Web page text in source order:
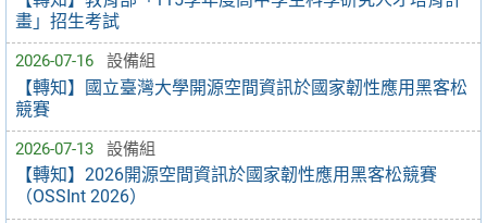
畫」招生考試
2026-07-16 設備組
【轉知】國立臺灣大學開源空間資訊於國家韌性應用黑客松
競賽
2026-07-13 設備組
【轉知】2026開源空間資訊於國家韌性應用黑客松競賽
（OSSInt 2026）